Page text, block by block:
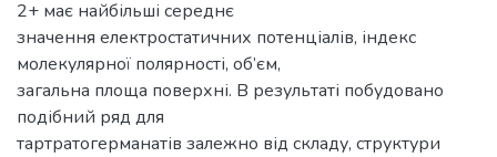
2+ має найбільші середнє
значення електростатичних потенціалів, індекс
молекулярної полярності, об’єм,
загальна площа поверхні. В результаті побудовано
подібний ряд для
тартратогерманатів залежно від складу, структури